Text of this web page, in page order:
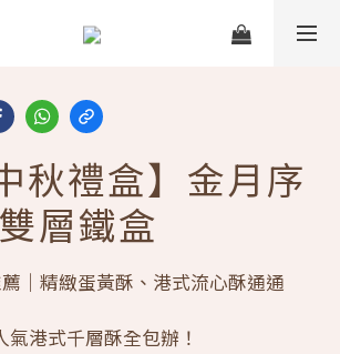
秋禮盒】金月序
層鐵盒
｜精緻蛋黃酥、港式流心酥通通
港式千層酥全包辦！